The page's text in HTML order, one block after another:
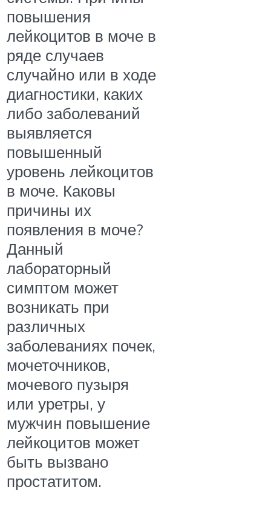
повышения
лейкоцитов в моче в
ряде случаев
случайно или в ходе
диагностики, каких
либо заболеваний
выявляется
повышенный
уровень лейкоцитов
в моче. Каковы
причины их
появления в моче?
Данный
лабораторный
симптом может
возникать при
различных
заболеваниях почек,
мочеточников,
мочевого пузыря
или уретры, у
мужчин повышение
лейкоцитов может
быть вызвано
простатитом.